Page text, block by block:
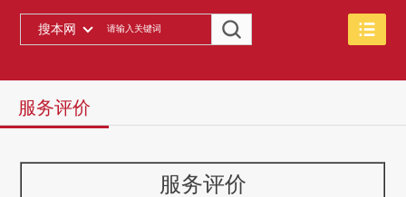
搜本网
服务评价
服务评价